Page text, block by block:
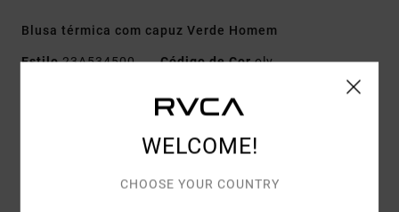
Blusa térmica com capuz Verde Homem
Estilo23A534500 Código de Corolv
tecido sweat intensamente escovado
bolso tipo canguru
WELCOME!
CHOOSE YOUR COUNTRY